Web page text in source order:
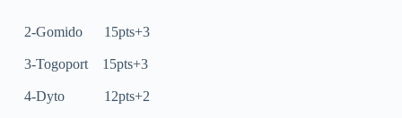
2-Gomido 15pts+3
3-Togoport 15pts+3
4-Dyto 12pts+2